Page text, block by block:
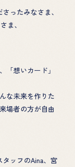
ったみなさま、
ま、
「想いカード」
な未来を作りた
場者の方が自由
タッフのAina、宮